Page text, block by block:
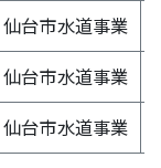
仙台市水道事業
仙台市水道事業
仙台市水道事業